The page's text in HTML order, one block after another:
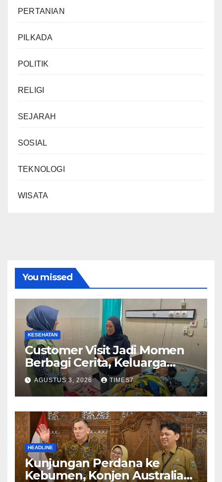
PERTANIAN
PILKADA
POLITIK
RELIGI
SEJARAH
SOSIAL
TEKNOLOGI
WISATA
You missed
KESEHATAN
Customer Visit Jadi Momen
Berbagi Cerita, Keluarga
Nurhayati Rasakan Manfaat
NyataProgram JKN
AGUSTUS 3, 2026 TIMES7
HEADLINE
Kunjungan Perdana ke
Kebumen, Konjen Australia